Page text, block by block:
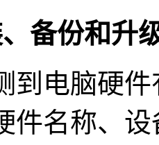
备份和升
到电脑硬
件名称、